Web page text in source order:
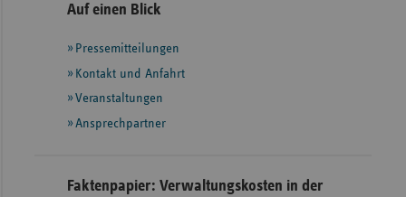
Seitennavigation
Seitenleiste
weiteren
Informationen
Auf einen Blick
Pressemitteilungen
Kontakt und Anfahrt
Veranstaltungen
Ansprechpartner
Faktenpapier: Verwaltungskosten in der